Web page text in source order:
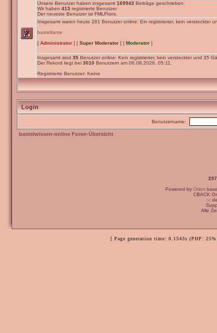
Unsere Benutzer haben insgesamt 169943 Beiträge geschrieben.
Wir haben 413 registrierte Benutzer.
Der neueste Benutzer ist FMLFlore
Insgesamt waren heute 261 Benutzer online: Ein registrierter, kein versteckter
basteltante
[ Administrator ] [ Super Moderator ] [ Moderator ]
Insgesamt sind 35 Benutzer online: Kein registrierter, kein versteckter und 35
Der Rekord liegt bei 3010 Benutzern am 06.08.2026, 05:11.
Registrierte Benutzer: Keine
Login
Benutzername:
bastelwissen-online Foren-Übersicht
Powered by Orion
CBACK
:-:
Alle
[ Page generation time: 0.1543s (PHP: